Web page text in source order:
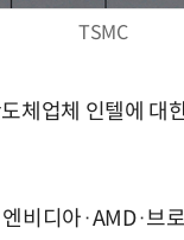
TSMC
체업체 인텔에 대
비디아·AMD·브